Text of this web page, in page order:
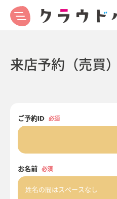
来店予約（売買
ご予約ID 必須
お名前 必須